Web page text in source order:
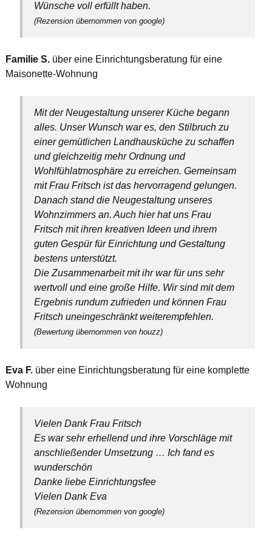
Wünsche voll erfüllt haben.
(Rezension übernommen von google)
Familie S. über eine Einrichtungsberatung für eine
Maisonette-Wohnung
Mit der Neugestaltung unserer Küche begann
alles. Unser Wunsch war es, den Stilbruch zu
einer gemütlichen Landhausküche zu schaffen
und gleichzeitig mehr Ordnung und
Wohlfühlatmosphäre zu erreichen. Gemeinsam
mit Frau Fritsch ist das hervorragend gelungen.
Danach stand die Neugestaltung unseres
Wohnzimmers an. Auch hier hat uns Frau
Fritsch mit ihren kreativen Ideen und ihrem
guten Gespür für Einrichtung und Gestaltung
bestens unterstützt.
Die Zusammenarbeit mit ihr war für uns sehr
wertvoll und eine große Hilfe. Wir sind mit dem
Ergebnis rundum zufrieden und können Frau
Fritsch uneingeschränkt weiterempfehlen.
(Bewertung übernommen von houzz)
Eva F. über eine Einrichtungsberatung für eine komplette
Wohnung
Vielen Dank Frau Fritsch
Es war sehr erhellend und ihre Vorschläge mit
anschließender Umsetzung … Ich fand es
wunderschön
Danke liebe Einrichtungsfee
Vielen Dank Eva
(Rezension übernommen von google)